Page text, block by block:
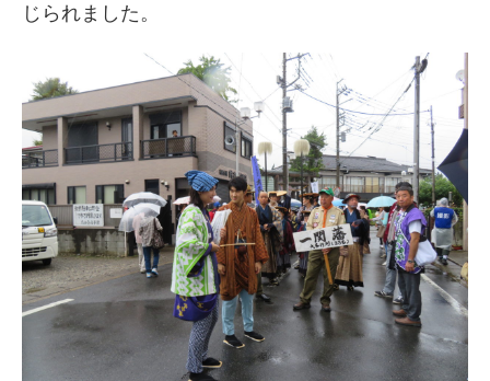
じられました。